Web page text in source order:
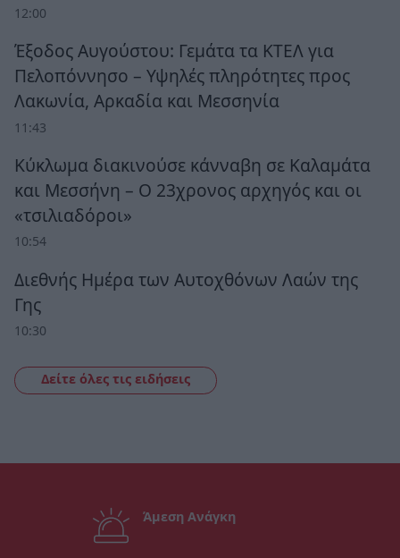
12:00
Έξοδος Αυγούστου: Γεμάτα τα ΚΤΕΛ για
Πελοπόννησο – Υψηλές πληρότητες προς
Λακωνία, Αρκαδία και Μεσσηνία
11:43
Κύκλωμα διακινούσε κάνναβη σε Καλαμάτα
και Μεσσήνη – Ο 23χρονος αρχηγός και οι
«τσιλιαδόροι»
10:54
Διεθνής Ημέρα των Αυτοχθόνων Λαών της
Γης
10:30
Δείτε όλες τις ειδήσεις
Άμεση Ανάγκη